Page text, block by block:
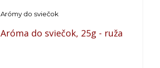
Arómy do sviečok
Aróma do sviečok, 25g - ruža